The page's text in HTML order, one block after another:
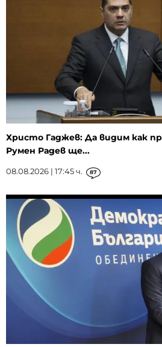
Христо Гаджев: Да видим как
Румен Радев ще...
08.08.2026 | 17:45 ч. 87